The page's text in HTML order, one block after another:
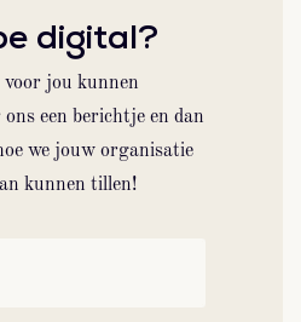
digital?
jou kunnen
een berichtje en dan
we jouw organisatie
kunnen tillen!